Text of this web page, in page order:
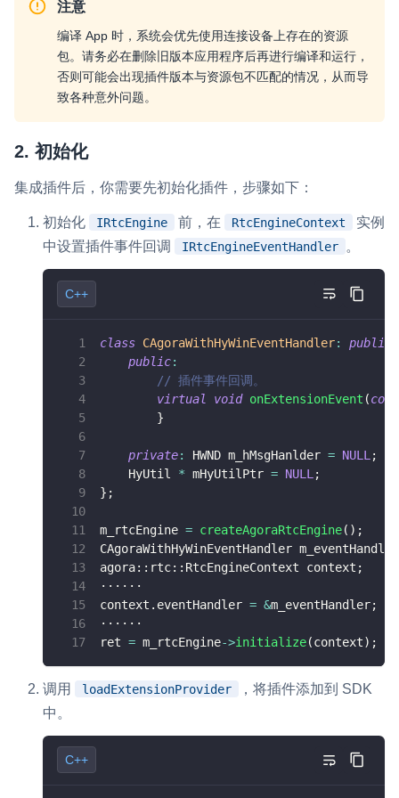
注意
编译 App 时，系统会优先使用连接设备上存在的资源
包。请务必在删除旧版本应用程序后再进行编译和运行，
否则可能会出现插件版本与资源包不匹配的情况，从而导
致各种意外问题。
2. 初始化
集成插件后，你需要先初始化插件，步骤如下：
初始化 IRtcEngine 前，在 RtcEngineContext
实例
中设置插件事件回调
IRtcEngineEventHandler 。
C++
class CAgoraWithHyWinEventHandler: public
public:
// 插件事件回调。
virtual
void onExtensionEvent (
}
private: HWND m_hMsgHanlder = NULL ;
    HyUtil
* mHyUtilPtr = NULL ;
} ;
m_rtcEngine = createAgoraRtcEngine( ) ;
CAgoraWithHyWinEventHandler m_eventHandler
agora:: rtc:: RtcEngineContext context ;
······
context . eventHandler = &m_eventHandler;
······
ret = m_rtcEngine->initialize(context) ;
调用 loadExtensionProvider
，将插件添加到 SDK
中。
C++